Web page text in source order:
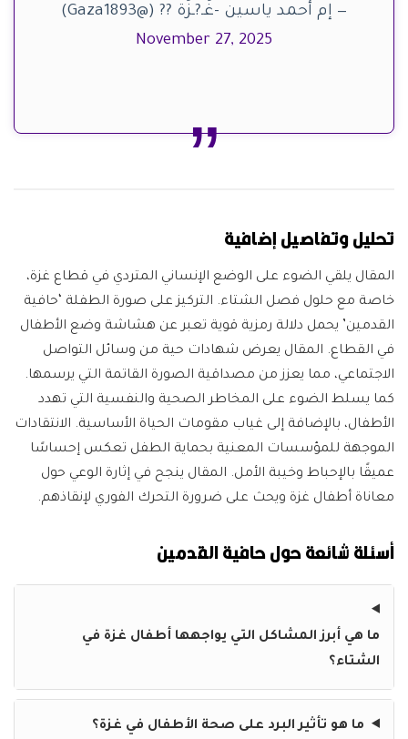
— إم أحمد ياسين -غَـ?ـزَة ?? (@Gaza1893)
November 27, 2025
تحليل وتفاصيل إضافية
المقال يلقي الضوء على الوضع الإنساني المتردي في قطاع غزة،
خاصة مع حلول فصل الشتاء. التركيز على صورة الطفلة ‘حافية
القدمين’ يحمل دلالة رمزية قوية تعبر عن هشاشة وضع الأطفال
في القطاع. المقال يعرض شهادات حية من وسائل التواصل
الاجتماعي، مما يعزز من مصداقية الصورة القاتمة التي يرسمها.
كما يسلط الضوء على المخاطر الصحية والنفسية التي تهدد
الأطفال، بالإضافة إلى غياب مقومات الحياة الأساسية. الانتقادات
الموجهة للمؤسسات المعنية بحماية الطفل تعكس إحساسًا
عميقًا بالإحباط وخيبة الأمل. المقال ينجح في إثارة الوعي حول
معاناة أطفال غزة ويحث على ضرورة التحرك الفوري لإنقاذهم.
أسئلة شائعة حول حافية القدمين
ما هي أبرز المشاكل التي يواجهها أطفال غزة في
الشتاء؟
ما هو تأثير البرد على صحة الأطفال في غزة؟